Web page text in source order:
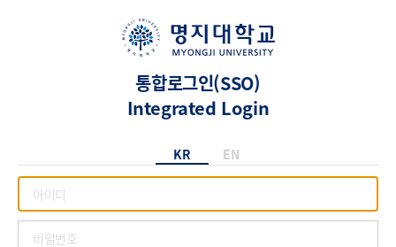
통합로그인(SSO)
Integrated Login
KR EN